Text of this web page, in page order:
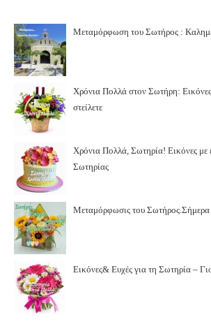
Μεταμόρφωση του Σωτήρος :
Χρόνια Πολλά στον Σωτήρη:
στείλετε
Χρόνια Πολλά, Σωτηρία! Εικόνες με
Σωτηρίας
Μεταμόρφωσις του Σωτήρος.Σήμερα
Εικόνες& Ευχές για τη Σωτηρία –